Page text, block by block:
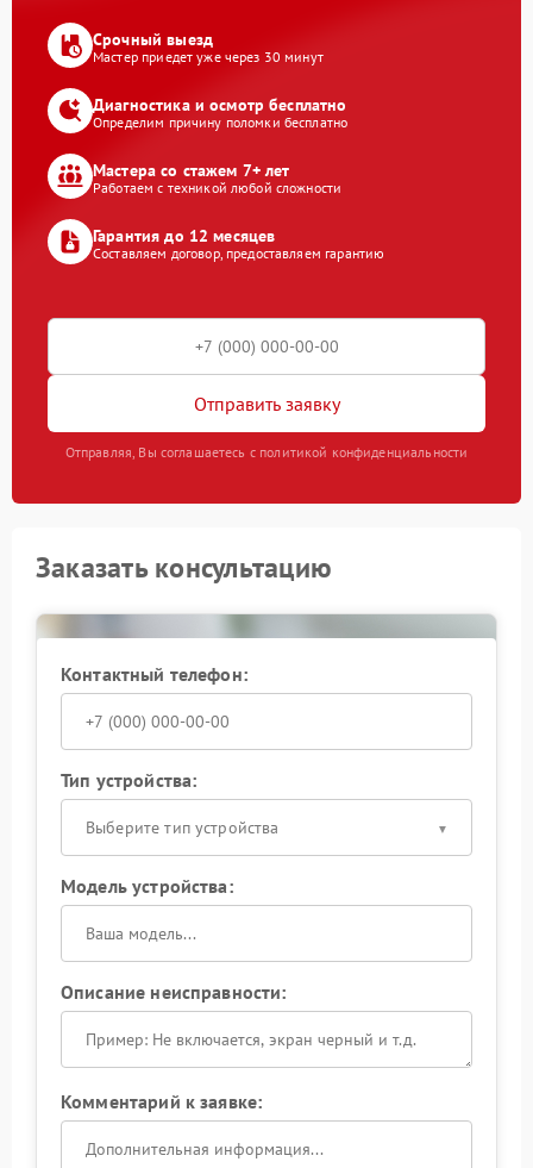
Срочный выезд
Мастер приедет уже через 30 минут
Диагностика и осмотр бесплатно
Определим причину поломки бесплатно
Мастера со стажем 7+ лет
Работаем с техникой любой сложности
Гарантия до 12 месяцев
Составляем договор, предоставляем гарантию
Отправить заявку
Отправляя, Вы соглашаетесь с политикой конфиденциальности
Заказать консультацию
Контактный телефон:
Тип устройства:
Выберите тип устройства
Модель устройства:
Описание неисправности:
Комментарий к заявке: